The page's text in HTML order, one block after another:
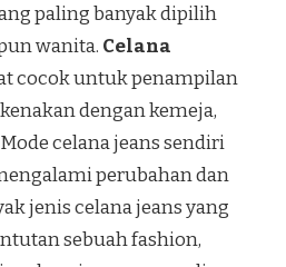
paling banyak dipilih
wanita. Celana
cocok untuk penampilan
dengan kemeja,
celana jeans sendiri
perubahan dan
jenis celana jeans yang
sebuah fashion,